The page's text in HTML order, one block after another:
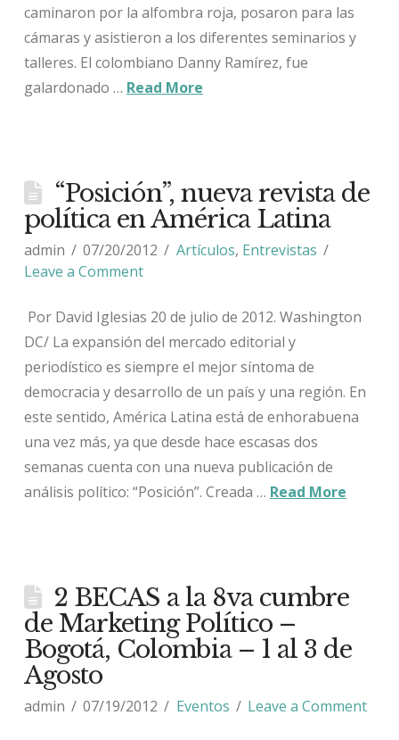
caminaron por la alfombra roja, posaron para las
cámaras y asistieron a los diferentes seminarios y
talleres. El colombiano Danny Ramírez, fue
galardonado … Read More
“Posición”, nueva revista de
política en América Latina
admin 07/20/2012 Artículos, Entrevistas
Leave a Comment
Por David Iglesias 20 de julio de 2012. Washington
DC/ La expansión del mercado editorial y
periodístico es siempre el mejor síntoma de
democracia y desarrollo de un país y una región. En
este sentido, América Latina está de enhorabuena
una vez más, ya que desde hace escasas dos
semanas cuenta con una nueva publicación de
análisis político: “Posición”. Creada … Read More
2 BECAS a la 8va cumbre
de Marketing Político –
Bogotá, Colombia – 1 al 3 de
Agosto
admin 07/19/2012 Eventos Leave a Comment